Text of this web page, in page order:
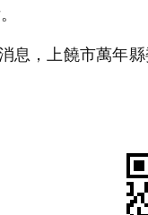
息，上饒市萬年